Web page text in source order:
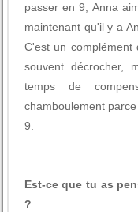
passer en 9, Anna
maintenant qu'il y a
C'est un
souvent décrocher,
temps de
chamboulement
9.
Est-ce que tu as
?